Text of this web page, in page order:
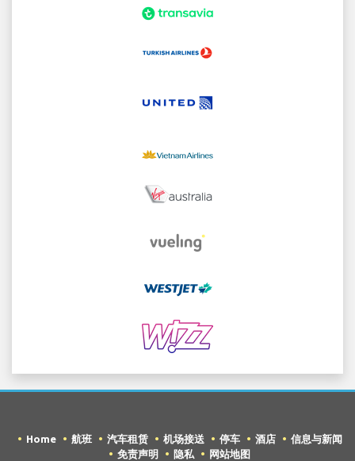
Home 航班 汽车租赁 机场接送 停车 酒店
信息与新闻
免责声明
隐私 网站地图